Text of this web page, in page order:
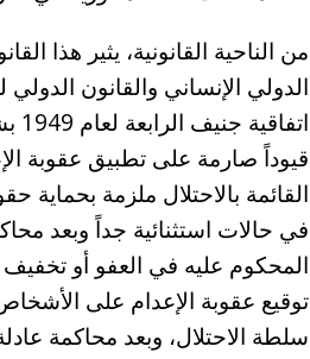
من الناحية القانونية، يثير هذا
الدولي الإنساني والقانون
قيوداً صارمة على تطبيق عقوبة
القائمة بالاحتلال ملزمة بحماية
في حالات استثنائية جداً وبعد
توقيع عقوبة الإعدام على
سلطة الاحتلال، وبعد محاكمة